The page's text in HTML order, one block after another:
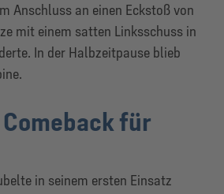
Anschluss an einen Eckstoß von
mit einem satten Linksschuss in
In der Halbzeitpause blieb
für
in seinem ersten Einsatz